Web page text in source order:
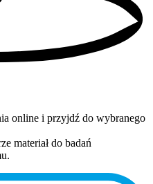
online i przyjdź do wybranego
materiał do badań